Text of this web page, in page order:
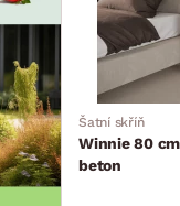
Šatní skříň
Winnie 80
beton